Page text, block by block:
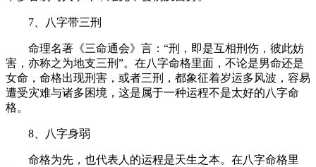
7、八字带三刑
命理名著《三命通会》言：“刑，即是互相刑伤，彼此妨
害，亦称之为地支三刑”。在八字命格里面，不论是男命还是
女命，命格出现刑害，或者三刑，都象征着岁运多风波，容易
遭受灾难与诸多困境，这是属于一种运程不是太好的八字命
格。
8、八字身弱
命格为先，也代表人的运程是天生之本。在八字命格里